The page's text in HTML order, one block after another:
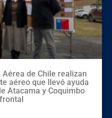
de Chile realizan
aéreo que llevó ayuda
Atacama y Coquimbo